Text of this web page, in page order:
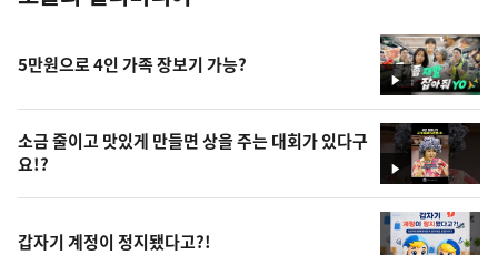
영
상
5만원으로 4인 가족 장보기 가능?
영
상
소금 줄이고 맛있게 만들면 상을 주는 대회가 있다구
요!?
갑자기 계정이 정지됐다고?!